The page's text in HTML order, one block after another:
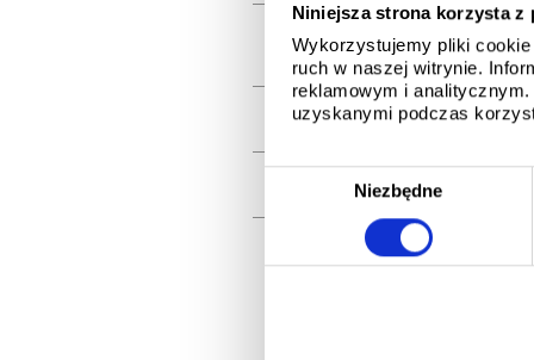
Niniejsza strona korzysta z
Wykorzystujemy pliki
ruch w naszej witrynie.
reklamowym i
uzyskanymi podczas
ó
Niezbędne
Pytania, które należy zadać
dostawcy gwarancji
Zarejestruj Gwarancję Confidex®
strefy